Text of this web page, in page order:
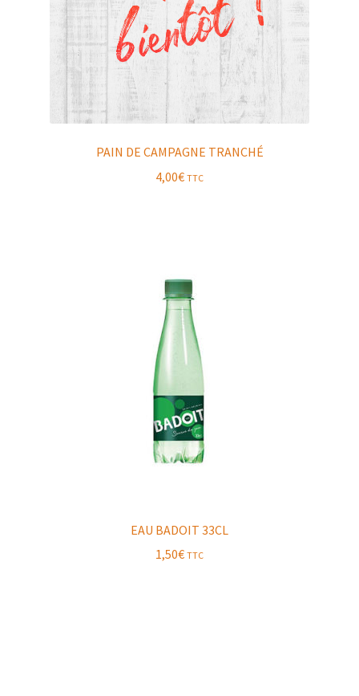
PAIN DE CAMPAGNE TRANCHÉ
4,00€ TTC
EAU BADOIT 33CL
1,50€ TTC